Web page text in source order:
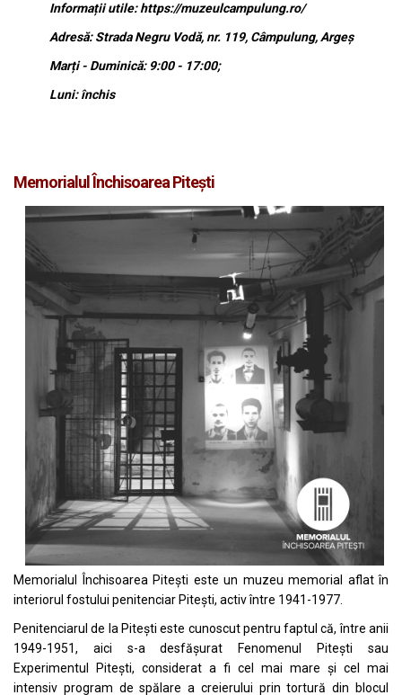
Informații utile:https://muzeulcampulung.ro/
Adresă: Strada Negru Vodă, nr. 119, Câmpulung, Argeș
Marți - Duminică: 9:00 - 17:00;
Luni: închis
Memorialul Închisoarea Piteşti
Memorialul Închisoarea Piteşti este un muzeu memorial aflat în
interiorul fostului penitenciar Piteşti, activ între 1941-1977.
Penitenciarul de la Piteşti este cunoscut pentru faptul că, între anii
1949-1951, aici s-a desfăşurat Fenomenul Piteşti sau
Experimentul Piteşti, considerat a fi cel mai mare şi cel mai
intensiv program de spălare a creierului prin tortură din blocul